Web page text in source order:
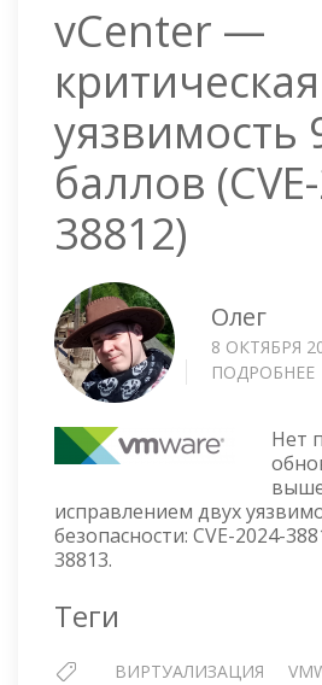
vCenter —
критическая
уязвимость
баллов
38812)
Олег
8 ОКТЯБРЯ
ПОДРОБНЕЕ
Нет
исправлением двух
безопасности: CVE-2024-
38813.
Теги
ВИРТУАЛИЗАЦИЯ